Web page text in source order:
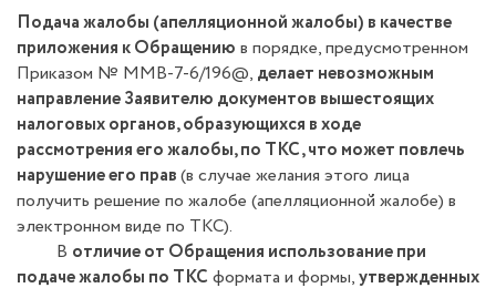
Подача жалобы (апелляционной жалобы) в качестве
приложения к Обращению в порядке, предусмотренном
Приказом № ММВ-7-6/196@, делает невозможным
направление Заявителю документов вышестоящих
налоговых органов, образующихся в ходе
рассмотрения его жалобы, по ТКС, что может повлечь
нарушение его прав(в случае желания этого лица
получить решение по жалобе (апелляционной жалобе) в
электронном виде по ТКС).
В отличие от Обращения использование при
подаче жалобы по ТКС формата и формы,утвержденных